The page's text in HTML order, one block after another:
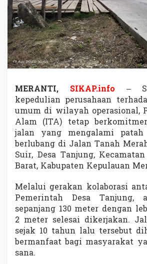
MERANTI, SIKAP.info –
kepedulian perusahaan
umum di wilayah operasional,
Alam (ITA) tetap
jalan yang mengalami
berlubang di Jalan Tanah
Suir, Desa Tanjung,
Barat, Kabupaten Kepulauan
Melalui gerakan kolaborasi
Pemerintah Desa Tanjung,
sepanjang 130 meter dengan
2 meter selesai dikerjakan.
sejak 10 tahun lalu tersebut
bermanfaat bagi masyarakat
sana.